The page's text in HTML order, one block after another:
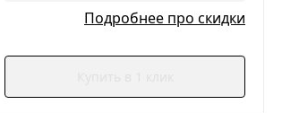
Подробнее про скидки